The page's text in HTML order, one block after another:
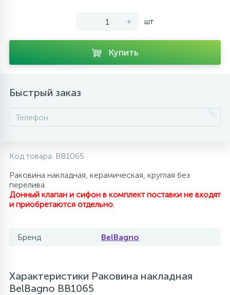
Напольные смесители
- + шт
Купить
Быстрый заказ
Код товара: BB1065
Раковина накладная, керамическая, круглая без
перелива.
Донный клапан и сифон в комплект поставки не входят
и приобретаются отдельно.
Бренд BelBagno
Характеристики Раковина накладная
BelBagno BB1065